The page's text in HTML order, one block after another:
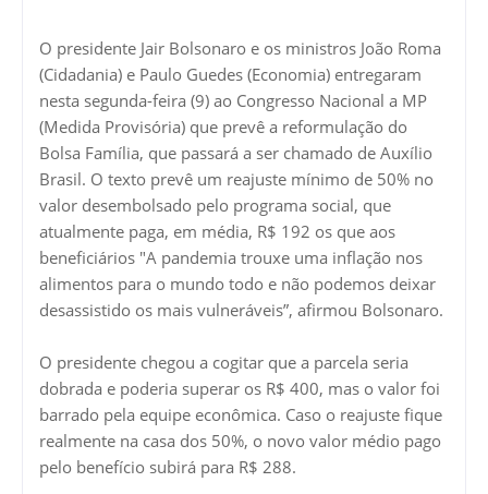
O presidente Jair Bolsonaro e os ministros João Roma
(Cidadania) e Paulo Guedes (Economia) entregaram
nesta segunda-feira (9) ao Congresso Nacional a MP
(Medida Provisória) que prevê a reformulação do
Bolsa Família, que passará a ser chamado de Auxílio
Brasil. O texto prevê um reajuste mínimo de 50% no
valor desembolsado pelo programa social, que
atualmente paga, em média, R$ 192 os que aos
beneficiários "A pandemia trouxe uma inflação nos
alimentos para o mundo todo e não podemos deixar
desassistido os mais vulneráveis”, afirmou Bolsonaro.
O presidente chegou a cogitar que a parcela seria
dobrada e poderia superar os R$ 400, mas o valor foi
barrado pela equipe econômica. Caso o reajuste fique
realmente na casa dos 50%, o novo valor médio pago
pelo benefício subirá para R$ 288.